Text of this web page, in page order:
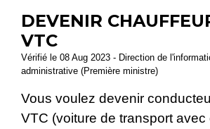
DEVENIR
VTC
Vérifié le 08 Aug 2023 - Direction de
administrative (Première ministre)
Vous voulez devenir
VTC (voiture de transport avec